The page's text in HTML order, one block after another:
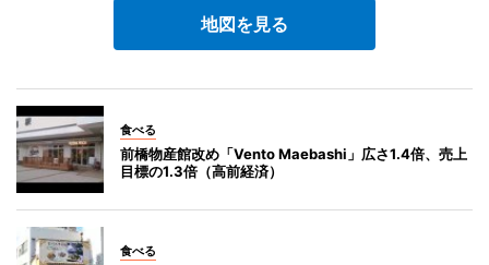
地図を見る
食べる
前橋物産館改め「Vento Maebashi」広さ1.4倍、売上
目標の1.3倍（高前経済）
食べる